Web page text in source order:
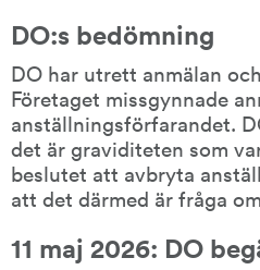
DO:s bedömning
DO har utrett anmälan
Företaget missgynnade
anställningsförfarandet.
det är graviditeten som
beslutet att avbryta
att det därmed är fråga
11 maj 2026: DO